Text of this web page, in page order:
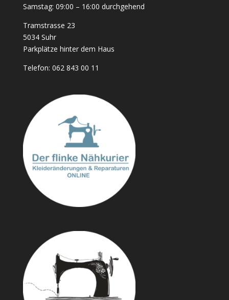
Samstag: 09:00 – 16:00 durchgehend
Tramstrasse 23
5034 Suhr
Parkplätze hinter dem Haus
Telefon: 062 843 00 11